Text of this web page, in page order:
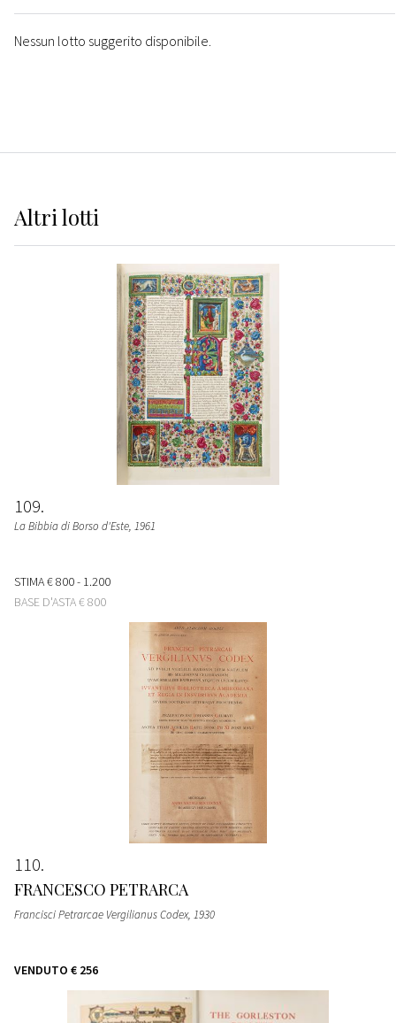
Nessun lotto suggerito disponibile.
Altrilotti
109
La Bibbia di Borso d'Este, 1961
STIMA€ 800 - 1.200
BASE D'ASTA€ 800
110
FRANCESCO PETRARCA
Francisci Petrarcae Vergilianus Codex, 1930
VENDUTO € 256